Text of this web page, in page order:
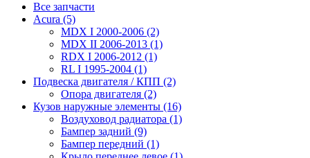
Все запчасти
Acura (5)
MDX I 2000-2006 (2)
MDX II 2006-2013 (1)
RDX I 2006-2012 (1)
RL I 1995-2004 (1)
Подвеска двигателя / КПП (2)
Опора двигателя (2)
Кузов наружные элементы (16)
Воздуховод радиатора (1)
Бампер задний (9)
Бампер передний (1)